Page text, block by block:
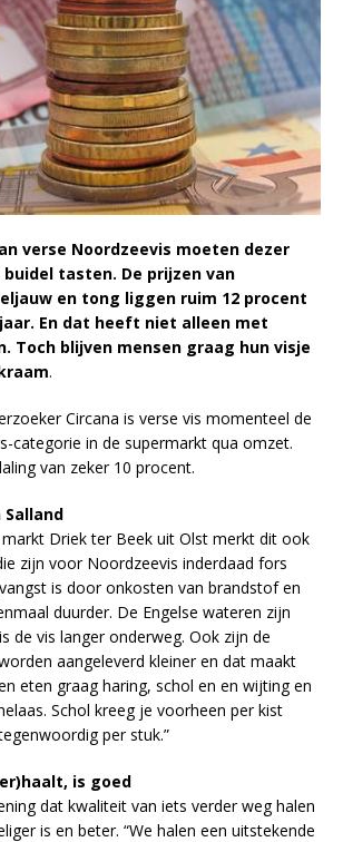
verse Noordzeevis moeten dezer
tasten. De prijzen van
en tong liggen ruim 12 procent
En dat heeft niet alleen met
Toch blijven mensen graag hun visje
.
Circana is verse vis momenteel de
categorie in de supermarkt qua omzet.
van zeker 10 procent.
Driek ter Beek uit Olst merkt dit ook
zijn voor Noordzeevis inderdaad fors
is door onkosten van brandstof en
duurder. De Engelse wateren zijn
de vis langer onderweg. Ook zijn de
aangeleverd kleiner en dat maakt
eten graag haring, schol en en wijting en
Schol kreeg je voorheen per kist
per stuk.”
is goed
dat kwaliteit van iets verder weg halen
is en beter. “We halen een uitstekende